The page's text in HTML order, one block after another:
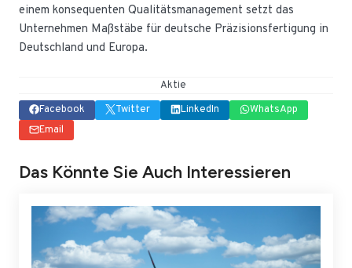
einem konsequenten Qualitätsmanagement setzt das
Unternehmen Maßstäbe für deutsche Präzisionsfertigung in
Deutschland und Europa.
Aktie
Facebook
Twitter LinkedIn
WhatsApp
Email
Das Könnte Sie Auch Interessieren